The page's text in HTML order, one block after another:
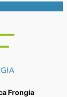
Frongia